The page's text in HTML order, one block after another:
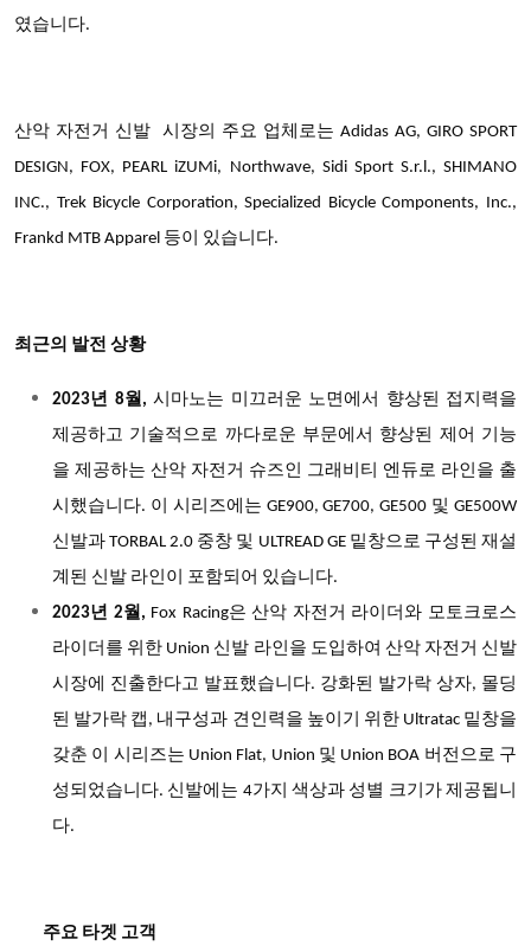
였습니다.
산악 자전거 신발 시장의 주요 업체 로는 Adidas AG, GIRO SPORT
DESIGN, FOX, PEARL iZUMi, Northwave, Sidi Sport S.r.l., SHIMANO
INC., Trek Bicycle Corporation, Specialized Bicycle Components, Inc.,
Frankd MTB Apparel 등이 있습니다.
최근의 발전 상황
2023년 8월, 시마노는 미끄러운 노면에서 향상된 접지력을
제공하고 기술적으로 까다로운 부문에서 향상된 제어 기능
을 제공하는 산악 자전거 슈즈인 그래비티 엔듀로 라인을 출
시했습니다. 이 시리즈에는 GE900, GE700, GE500 및 GE500W
신발과 TORBAL 2.0 중창 및 ULTREAD GE 밑창으로 구성된 재설
계된 신발 라인이 포함되어 있습니다.
2023년 2월, Fox Racing은 산악 자전거 라이더와 모토크로스
라이더를 위한 Union 신발 라인을 도입하여 산악 자전거 신발
시장에 진출한다고 발표했습니다. 강화된 발가락 상자, 몰딩
된 발가락 캡, 내구성과 견인력을 높이기 위한 Ultratac 밑창을
갖춘 이 시리즈는 Union Flat, Union 및 Union BOA 버전으로 구
성되었습니다. 신발에는 4가지 색상과 성별 크기가 제공됩니
다.
주요 타겟 고객